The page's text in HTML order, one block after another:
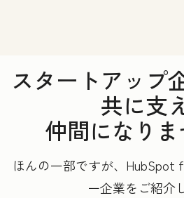
スタートアップ
共に支
仲間になり
ほんの一部ですが、HubSpot
ー企業をご紹介